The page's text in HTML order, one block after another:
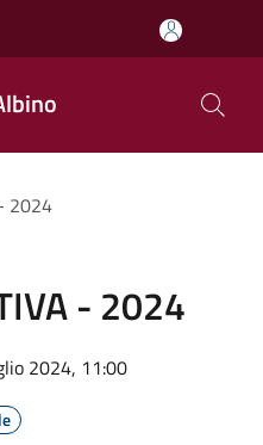
2024
- 2024
2024, 11:00